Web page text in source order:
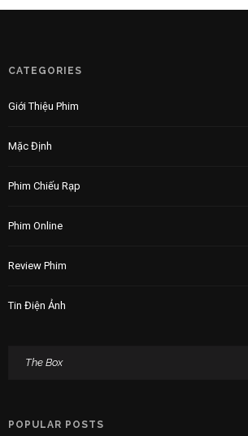
CATEGORIES
Giới Thiệu Phim
Mặc Định
Phim Chiếu Rạp
Phim Online
Review Phim
Tin Điện Ảnh
POPULAR POSTS